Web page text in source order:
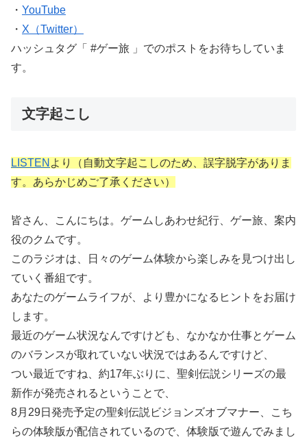
・ YouTube
・ X（Twitter）
ハッシュタグ「 #ゲー旅 」でのポストをお待ちしていま
す。
文字起こし
LISTEN より（自動文字起こしのため、誤字脱字がありま
す。あらかじめご了承ください）
皆さん、こんにちは。ゲームしあわせ紀行、ゲー旅、案内
役のクムです。
このラジオは、日々のゲーム体験から楽しみを見つけ出し
ていく番組です。
あなたのゲームライフが、より豊かになるヒントをお届け
します。
最近のゲーム状況なんですけども、なかなか仕事とゲーム
のバランスが取れていない状況ではあるんですけど、
つい最近ですね、約17年ぶりに、聖剣伝説シリーズの最
新作が発売されるということで、
8月29日発売予定の聖剣伝説ビジョンズオブマナー、こち
らの体験版が配信されているので、体験版で遊んでみまし